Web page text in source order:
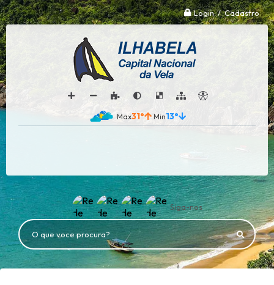
Login / Cadastro
31° 13°
Siga-nos
O que voce procura?